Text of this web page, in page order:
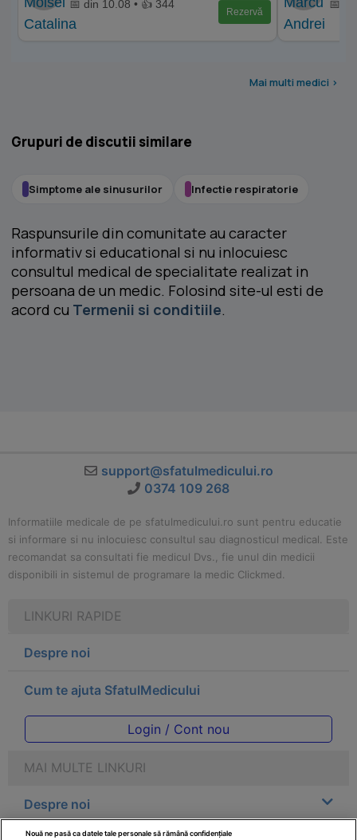
📅 din 10.08 • 👍 344
Rezervă
📅
Mai multi medici >
Grupuri de discutii similare
Simptome ale sinusurilor Infectie respiratorie
Raspunsurile din comunitate au caracter
informativ si educational si nu inlocuiesc
consultul medical de specialitate realizat in
persoana de un medic. Folosind site-ul esti de
acord cu Termenii si conditiile.
support@sfatulmedicului.ro
0374 109 268
Informatiile medicale de pe sfatulmedicului.ro sunt pentru educatie
si informare si nu inlocuiesc consultul sau diagnosticul medical. Este
recomandat sa consultati fie medicul Dvs., fie unul din medicii
disponibili in sistemul de programare la medic Clickmed.
LINKURI RAPIDE
Despre noi
Cum te ajuta SfatulMedicului
Login / Cont nou
MAI MULTE LINKURI
Despre noi
Nouă ne pasă ca datele tale personale să rămână confidențiale